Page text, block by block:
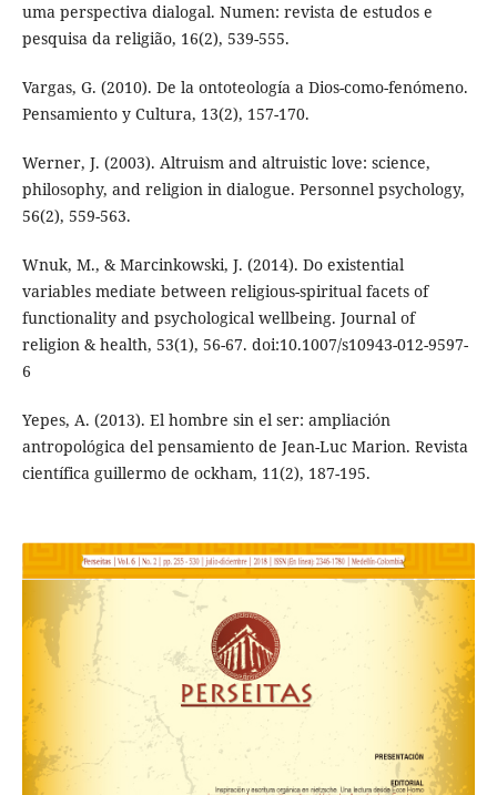
uma perspectiva dialogal. Numen: revista de estudos e
pesquisa da religião, 16(2), 539-555.
Vargas, G. (2010). De la ontoteología a Dios-como-fenómeno.
Pensamiento y Cultura, 13(2), 157-170.
Werner, J. (2003). Altruism and altruistic love: science,
philosophy, and religion in dialogue. Personnel psychology,
56(2), 559-563.
Wnuk, M., & Marcinkowski, J. (2014). Do existential
variables mediate between religious-spiritual facets of
functionality and psychological wellbeing. Journal of
religion & health, 53(1), 56-67. doi:10.1007/s10943-012-9597-
6
Yepes, A. (2013). El hombre sin el ser: ampliación
antropológica del pensamiento de Jean-Luc Marion. Revista
científica guillermo de ockham, 11(2), 187-195.